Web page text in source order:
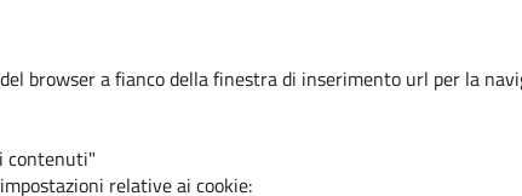
browser a fianco della finestra di inserimento url per la
contenuti"
relative ai cookie: